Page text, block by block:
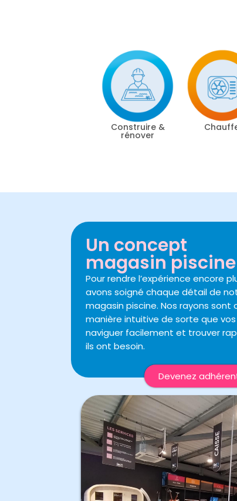
Construire &
rénover
Un concept
magasin
Pour rendre l’expérience encore
avons soigné chaque détail de
magasin piscine. Nos rayons sont
manière intuitive de sorte que
naviguer facilement et trouver
ils ont besoin.
Devenez